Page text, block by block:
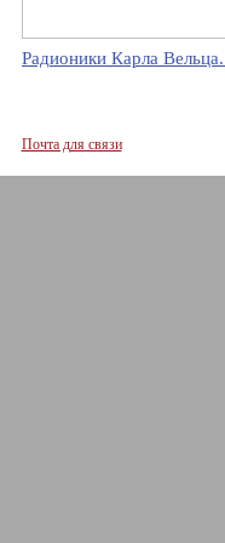
Радионики Карла
Почта для связи